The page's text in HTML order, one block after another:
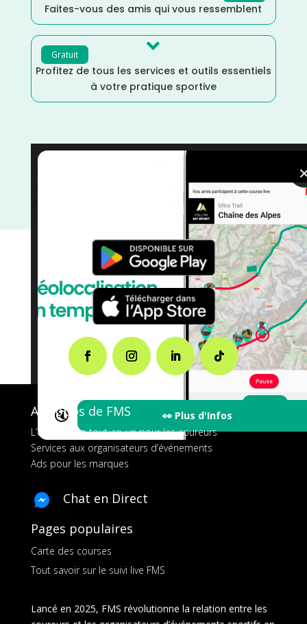
Faites-vous des amis qui vous ressemblent
Gratuit 
Profitez de tous les services et outils essentiels
à votre pratique sportive
🔇 👀 Plus d'Infos
Trail
Semi
Dénivelé Montagne/Dénivelé
Faible
/ Bouches du Rhône
A propos de FMS
L’application tout-en-un pour les coureurs
Services aux organisateurs d’événements
Ads pour les marques
Chat en Direct
Pages populaires
Carte des courses
Tout savoir sur le suivi live FMS
Lancé en 2025, FMS révolutionne la relation entre les